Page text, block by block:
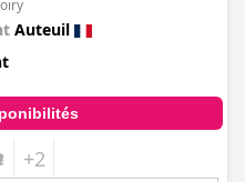
Auteuil
+2